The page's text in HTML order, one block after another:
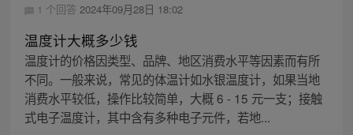
1 个回答 2024年09月28日 18:02
温度计大概多少钱
温度计的价格因类型、品牌、地区消费水平等因素而有所
不同。一般来说，常见的体温计如水银温度计，如果当地
消费水平较低，操作比较简单，大概 6 - 15 元一支；接触
式电子温度计，其中含有多种电子元件，若地...